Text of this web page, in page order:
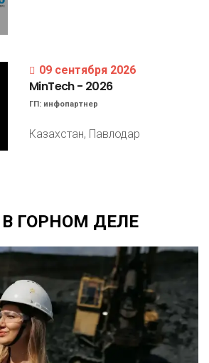
09 сентября 2026
MinTech- 2026
ГП: инфопартнер
Казахстан, Павлодар
В ГОРНОМ ДЕЛЕ